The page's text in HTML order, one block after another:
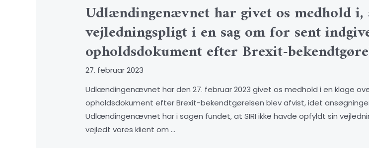
Udlændingenævnet har givet os medhold
vejledningspligt i en sag om for sent
opholdsdokument efter Brexit-
27. februar 2023
Udlændingenævnet har den 27. februar 2023 givet os medhold i en klage
opholdsdokument efter Brexit-bekendtgørelsen blev afvist, idet
Udlændingenævnet har i sagen fundet, at SIRI ikke havde opfyldt sin
vejledt vores klient om …